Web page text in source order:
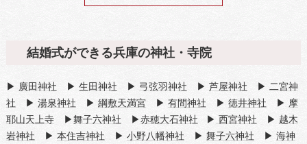
結婚式ができる兵庫の神社・寺院
▶ 廣田神社 ▶ 生田神社 ▶ 弓弦羽神社 ▶ 芦屋神社 ▶ 二宮神
社 ▶ 湯泉神社 ▶ 綱敷天満宮▶ 有間神社 ▶ 徳井神社 ▶ 摩
耶山天上寺▶ 舞子六神社 ▶ 赤穂大石神社 ▶ 西宮神社 ▶ 越木
岩神社 ▶ 本住吉神社 ▶ 小野八幡神社 ▶ 舞子六神社 ▶ 海神